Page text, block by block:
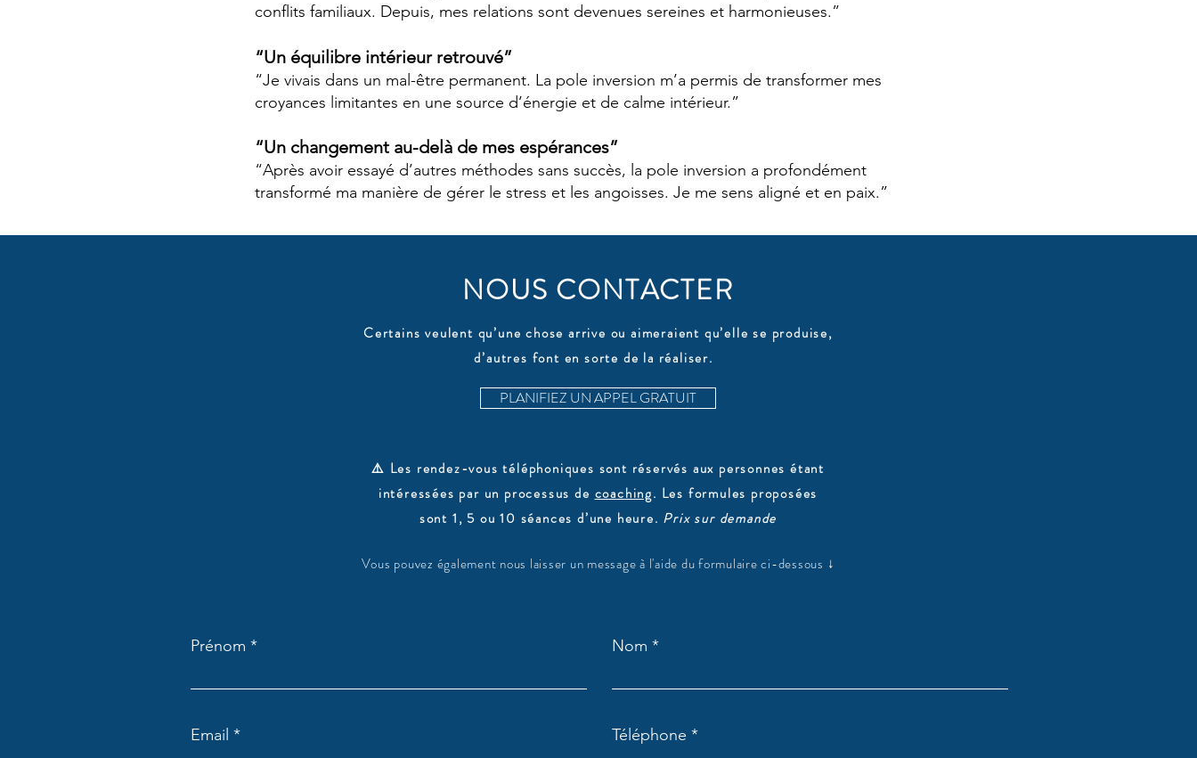
conflits familiaux. Depuis, mes relations sont devenues sereines et harmonieuses.”
“Un équilibre intérieur retrouvé”
“Je vivais dans un mal-être permanent. La pole inversion m’a permis de transformer mes
croyances limitantes en une source d’énergie et de calme intérieur.”
“Un changement au-delà de mes espérances”
“Après avoir essayé d’autres méthodes sans succès, la pole inversion a profondément
transformé ma manière de gérer le stress et les angoisses. Je me sens aligné et en paix.”
NOUS CONTACTER
Certains veulent qu’une chose arrive ou aimeraient qu’elle se produise,
d’autres font en sorte de la réaliser.
PLANIFIEZ UN APPEL GRATUIT
⚠️ Les rendez-vous téléphoniques sont réservés aux personnes étant
intéressées par un processus de coaching. Les formules proposées
sont 1, 5 ou 10 séances d’une heure. Prix sur demande
Vous pouvez également nous laisser un message à l'aide du formulaire ci-dessous ↓
Prénom Nom
Email Téléphone *